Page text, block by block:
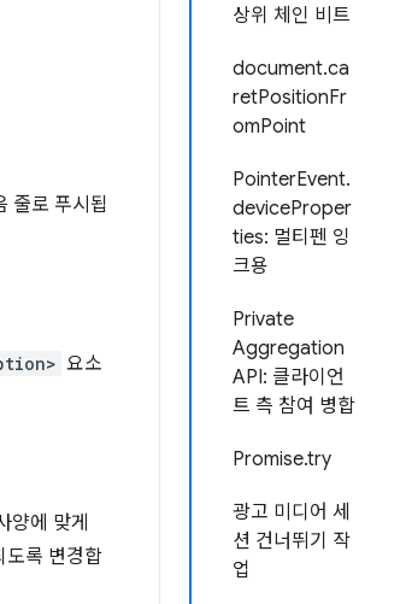
상위 체인 비트
document.ca
retPositionFr
omPoint
PointerEvent.
deviceProper
ties: 멀티펜 잉
크용
Private
Aggregation
API: 클라이언
트 측 참여 병합
Promise.try
광고 미디어 세
션 건너뛰기 작
업
줄로 푸시됩
요소
양에 맞게
록 변경합